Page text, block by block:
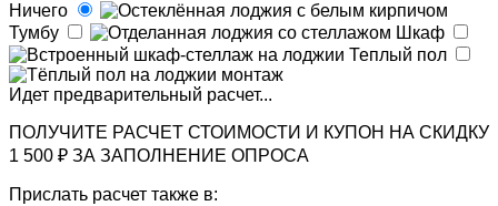
Ничего
Тумбу
Шкаф
Теплый пол
Идет предварительный расчет...
ПОЛУЧИТЕ РАСЧЕТ СТОИМОСТИ И КУПОН НА СКИДКУ
1 500 ₽ ЗА ЗАПОЛНЕНИЕ ОПРОСА
Прислать расчет также в: